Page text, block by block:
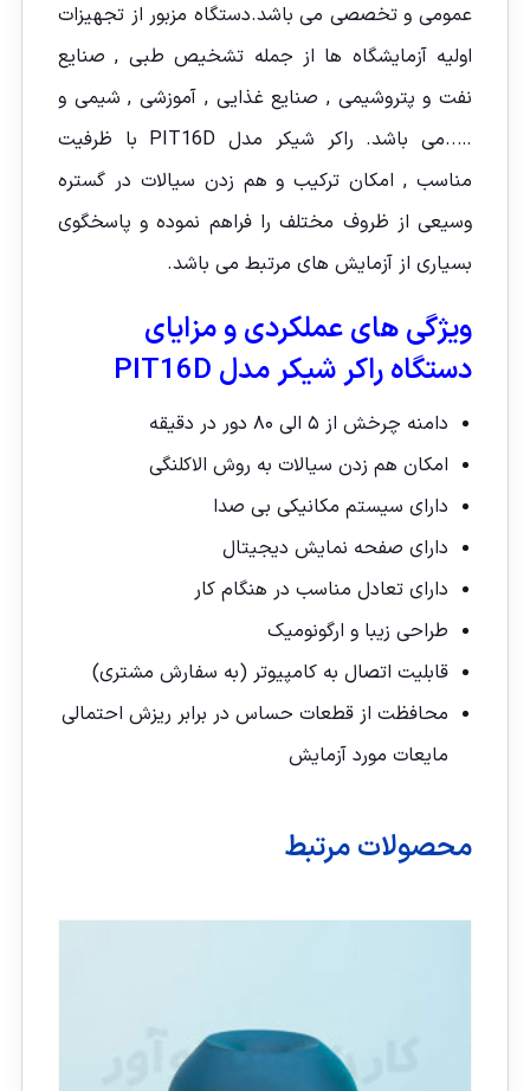
عمومی و تخصصی می باشد.دستگاه مزبور از تجهیزات
اولیه آزمایشگاه ها از جمله تشخیص طبی , صنایع
نفت و پتروشیمی , صنایع غذایی , آموزشی , شیمی و
…..می باشد. راکر شیکر مدل PIT16D با ظرفیت
مناسب , امکان ترکیب و هم زدن سیالات در گستره
وسیعی از ظروف مختلف را فراهم نموده و پاسخگوی
بسیاری از آزمایش های مرتبط می باشد.
ویژگی های عملکردی و مزایای
دستگاه راکر شیکر مدل PIT16D
دامنه چرخش از ۵ الی ۸۰ دور در دقیقه
امکان هم زدن سیالات به روش الاکلنگی
دارای سیستم مکانیکی بی صدا
دارای صفحه نمایش دیجیتال
دارای تعادل مناسب در هنگام کار
طراحی زیبا و ارگونومیک
قابلیت اتصال به کامپیوتر (به سفارش مشتری)
محافظت از قطعات حساس در برابر ریزش احتمالی
مایعات مورد آزمایش
محصولات مرتبط